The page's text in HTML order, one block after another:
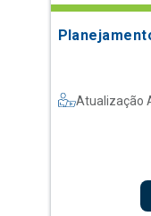
Atualização